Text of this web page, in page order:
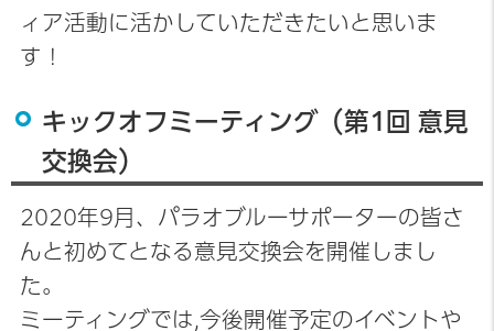
ィア活動に活かしていただきたいと思いま
す！
キックオフミーティング（第1回 意見
交換会）
2020年9月、パラオブルーサポーターの皆さ
んと初めてとなる意見交換会を開催しまし
た。
ミーティングでは,今後開催予定のイベントや